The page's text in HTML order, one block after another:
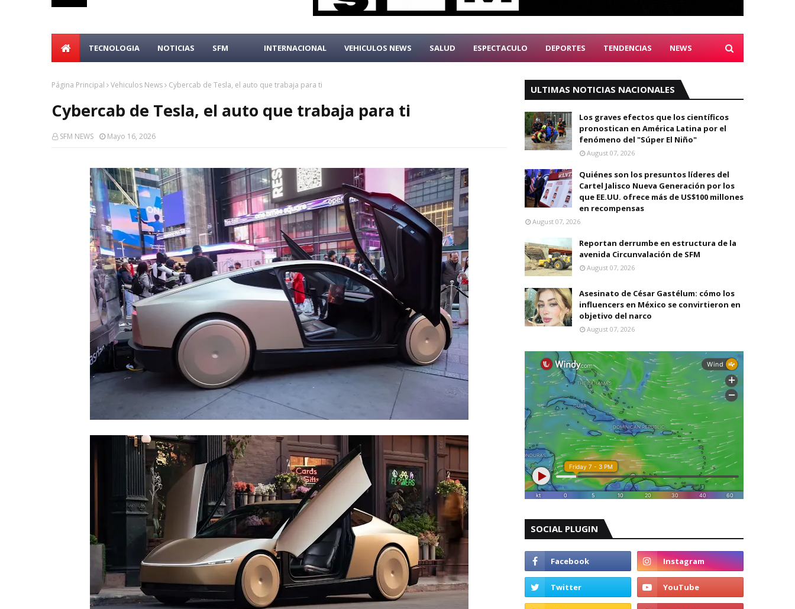
TECNOLOGIA NOTICIAS SFM INTERNACIONAL VEHICULOS NEWS SALUD ESPECTACULO DEPORTES TENDENCIAS NEWS
Página Principal Vehiculos News Cybercab de Tesla, el auto que trabaja para ti
Cybercab de Tesla, el auto que trabaja para ti
SFM NEWS Mayo 16, 2026
ULTIMAS NOTICIAS NACIONALES
Los graves efectos que los científicos
pronostican en América Latina por el
fenómeno del "Súper El Niño"
August 07, 2026
Quiénes son los presuntos líderes del
Cartel Jalisco Nueva Generación por los
que EE.UU. ofrece más de US$100 millones
en recompensas
August 07, 2026
Reportan derrumbe en estructura de la
avenida Circunvalación de SFM
August 07, 2026
Asesinato de César Gastélum: cómo los
influencers en México se convirtieron en
objetivo del narco
August 07, 2026
SOCIAL PLUGIN